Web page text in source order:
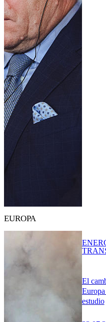
EUROPA
El
Europa
estudio